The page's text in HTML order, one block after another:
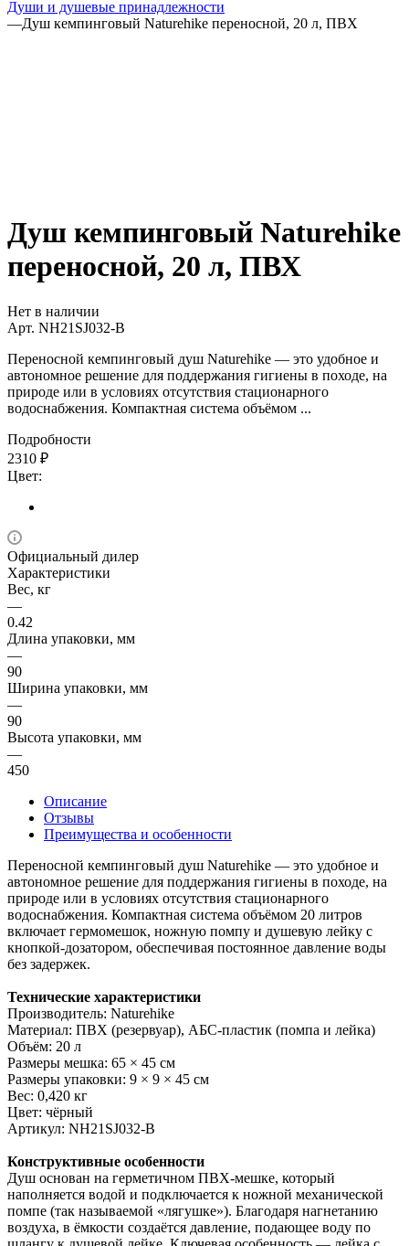
Души и душевые принадлежности
—Душ кемпинговый Naturehike переносной, 20 л, ПВХ
Душ кемпинговый Naturehike
переносной, 20 л, ПВХ
Нет в наличии
Арт. NH21SJ032-B
Переносной кемпинговый душ Naturehike — это удобное и
автономное решение для поддержания гигиены в походе, на
природе или в условиях отсутствия стационарного
водоснабжения. Компактная система объёмом ...
Подробности
2310 ₽
Цвет:
Официальный дилер
Характеристики
Вес, кг
—
0.42
Длина упаковки, мм
—
90
Ширина упаковки, мм
—
90
Высота упаковки, мм
—
450
Описание
Отзывы
Преимущества и особенности
Переносной кемпинговый душ Naturehike — это удобное и
автономное решение для поддержания гигиены в походе, на
природе или в условиях отсутствия стационарного
водоснабжения. Компактная система объёмом 20 литров
включает гермомешок, ножную помпу и душевую лейку с
кнопкой-дозатором, обеспечивая постоянное давление воды
без задержек.
Технические характеристики
Производитель: Naturehike
Материал: ПВХ (резервуар), АБС-пластик (помпа и лейка)
Объём: 20 л
Размеры мешка: 65 × 45 см
Размеры упаковки: 9 × 9 × 45 см
Вес: 0,420 кг
Цвет: чёрный
Артикул: NH21SJ032-B
Конструктивные особенности
Душ основан на герметичном ПВХ-мешке, который
наполняется водой и подключается к ножной механической
помпе (так называемой «лягушке»). Благодаря нагнетанию
воздуха, в ёмкости создаётся давление, подающее воду по